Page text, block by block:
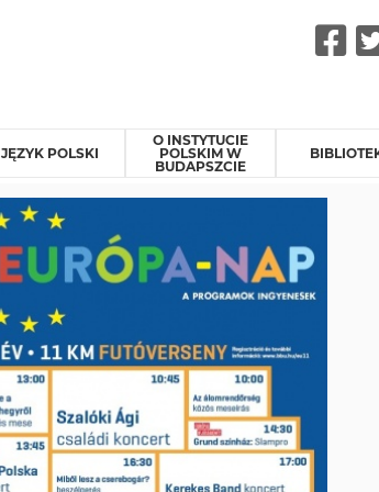
JĘZYK POLSKI
O INSTYTUCIE
POLSKIM W
BUDAPSZCIE